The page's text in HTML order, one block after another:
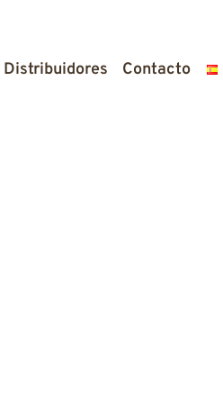
Distribuidores Contacto